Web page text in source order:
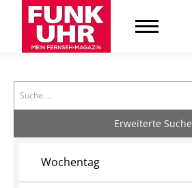
Search
Erweiterte Suche
Wochentag